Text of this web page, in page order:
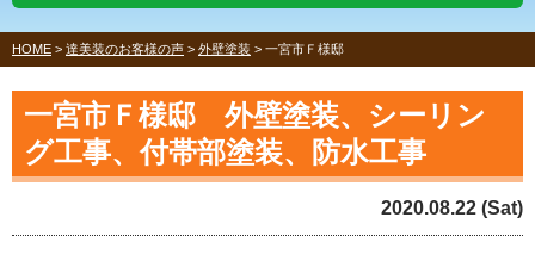
HOME > 達美装のお客様の声 > 外壁塗装 > 一宮市Ｆ様邸
一宮市Ｆ様邸 外壁塗装、シーリン
グ工事、付帯部塗装、防水工事
2020.08.22 (Sat)